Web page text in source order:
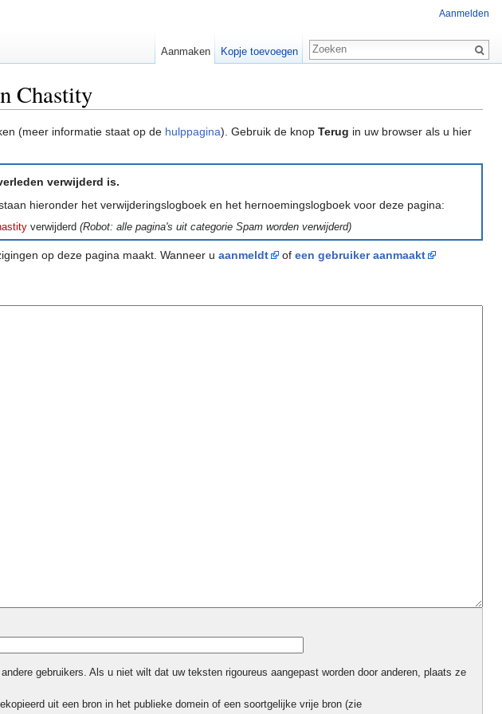
Chastity
(meer informatie staat op de hulppagina). Gebruik de knop Terug in uw browser als u hier
verwijderd is.
hieronder het verwijderingslogboek en het hernoemingslogboek voor deze pagina:
verwijderd(Robot: alle pagina's uit categorie Spam worden verwijderd)
op deze pagina maakt. Wanneer u aanmeldt of een gebruiker aanmaakt
gebruikers. Als u niet wilt dat uw teksten rigoureus aangepast worden door anderen, plaats ze
uit een bron in het publieke domein of een soortgelijke vrije bron (zie
Aanmelden
Aanmaken Kopje toevoegen